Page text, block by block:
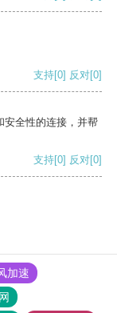
支持[0] 反对[0]
安全性的连接，并帮
支持[0] 反对[0]
加速